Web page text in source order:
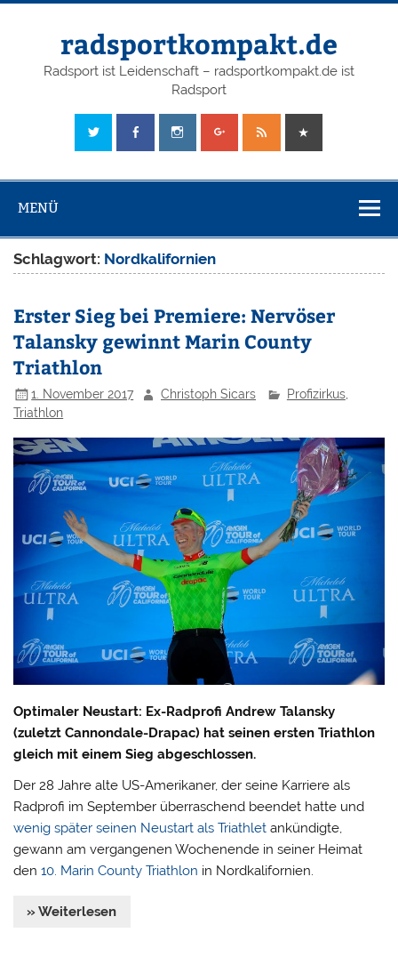
radsportkompakt.de
Radsport ist Leidenschaft – radsportkompakt.de ist
Radsport
MENÜ
Schlagwort: Nordkalifornien
Erster Sieg bei Premiere: Nervöser
Talansky gewinnt Marin County
Triathlon
1. November 2017 Christoph Sicars Profizirkus,
Triathlon
Optimaler Neustart: Ex-Radprofi Andrew Talansky
(zuletzt Cannondale-Drapac) hat seinen ersten Triathlon
gleich mit einem Sieg abgeschlossen.
Der 28 Jahre alte US-Amerikaner, der seine Karriere als
Radprofi im September überraschend beendet hatte und
wenig später seinen Neustart als Triathlet ankündigte,
gewann am vergangenen Wochenende in seiner Heimat
den10. Marin County Triathlon in Nordkalifornien.
» Weiterlesen